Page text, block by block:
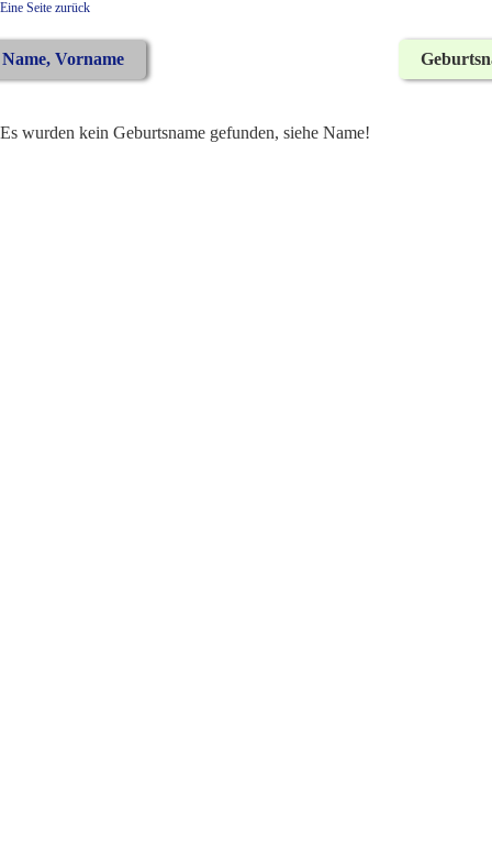
Eine Seite zurück
Es wurden kein Geburtsname gefunden, siehe Name!
Name, Vorname